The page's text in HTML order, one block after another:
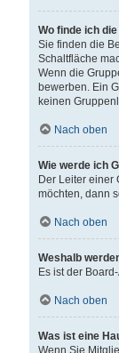
Wo finde ich
Sie finden die
Schaltfläche
Wenn die
bewerben. Ein
keinen
Nach oben
Wie werde ich
Der Leiter einer
möchten, dann
Nach oben
Weshalb
Es ist der
Nach oben
Was ist eine
Wenn Sie